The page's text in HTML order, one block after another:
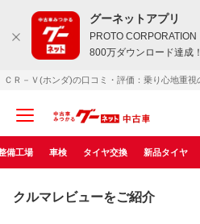
グーネットアプリ
PROTO CORPORATION
800万ダウンロード達成！
備工場 車検 タイヤ交換 新品タイヤ
クルマレビューをご紹介